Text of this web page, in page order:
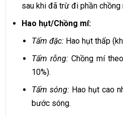
sau khi đã trừ đi phần chồng
Hao hụt/Chồng mí:
Tấm đặc: Hao hụt thấp
Tấm rỗng:Chồng mí
10%).
Tấm sóng:Hao hụt cao
bước sóng.